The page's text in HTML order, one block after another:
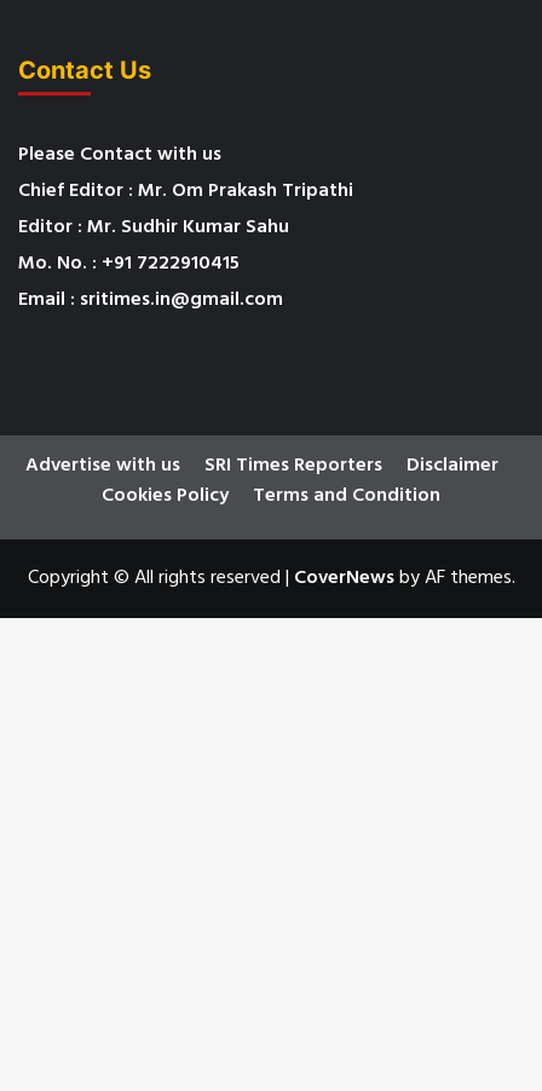
Contact Us
Please Contact with us
Chief Editor : Mr. Om Prakash Tripathi
Editor : Mr. Sudhir Kumar Sahu
Mo. No. : +91 7222910415
Email : sritimes.in@gmail.com
Advertise with us SRI Times Reporters
Disclaimer
Cookies Policy
Terms and Condition
Copyright © All rights reserved| CoverNewsby AF themes.